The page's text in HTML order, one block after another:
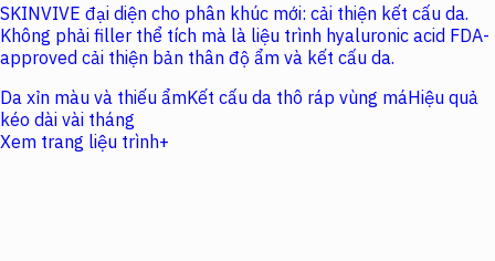
SKINVIVE đại diện cho phân khúc mới: cải thiện kết cấu da.
Không phải filler thể tích mà là liệu trình hyaluronic acid FDA-
approved cải thiện bản thân độ ẩm và kết cấu da.
Da xỉn màu và thiếu ẩmKết cấu da thô ráp vùng máHiệu quả
kéo dài vài tháng
Xem trang liệu trình+